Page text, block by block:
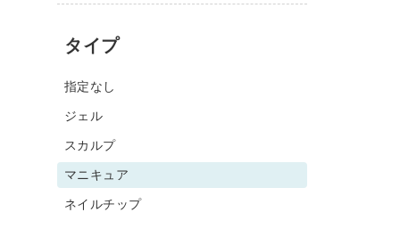
タイプ
指定なし
ジェル
スカルプ
マニキュア
ネイルチップ